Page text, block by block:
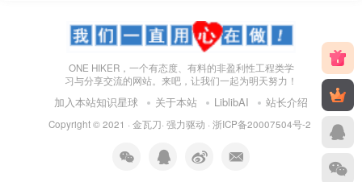
ONE HIKER，一个有态度、有料的非盈利性工程类学
习与分享交流的网站。来吧，让我们一起为明天努力！
加入本站知识星球 关于本站 LiblibAI 站长介绍
Copyright © 2021 · 金瓦刀· 强力驱动 · 浙ICP备20007504号-2